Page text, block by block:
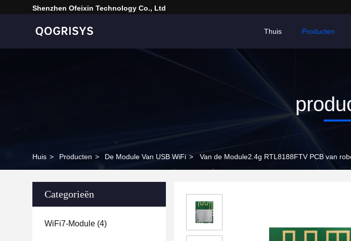
Shenzhen Ofeixin Technology Co., Ltd
Thuis Producten
Huis > Producten > De Module Van USB WiFi > Van de Module2.4g RTL8188FTV PCB van
Categorieën
WiFi7-Module (4)